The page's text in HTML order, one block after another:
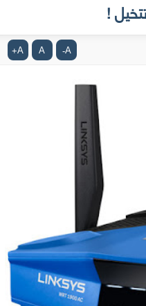
A
-
A
A
+